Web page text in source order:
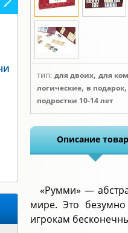
тип: для двоих, для
логические, в подарок,
подростки 10-14 лет
Описание
«Румми» —
мире. Это
игрокам